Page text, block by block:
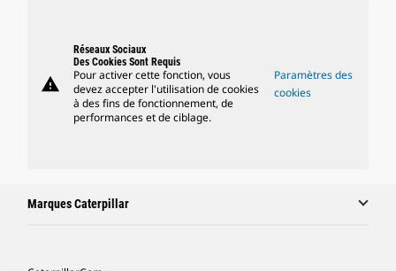
warning
Réseaux Sociaux
Des Cookies Sont Requis
Pour activer cette fonction, vous
devez accepter l'utilisation de cookies
à des fins de fonctionnement, de
performances et de ciblage.
Paramètres des
cookies
Marques Caterpillar